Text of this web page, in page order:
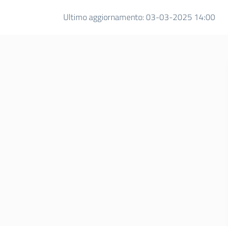
Ultimo aggiornamento:03-03-2025 14:00